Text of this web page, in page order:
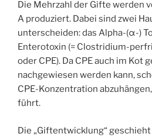
Die Mehrzahl der Gifte werden
A produziert. Dabei sind zwei
unterscheiden: das Alpha-(α-)
Enterotoxin (= Clostridium-
oder CPE). Da CPE auch im Kot
nachgewiesen werden kann,
CPE-Konzentration
führt.
Die „Giftentwicklung“